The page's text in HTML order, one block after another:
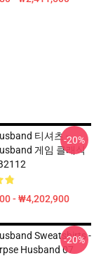
티셔츠 -
게임 클래식
- ₩4,202,900
-20%
Sweatshirts -
Husband 07
-20%